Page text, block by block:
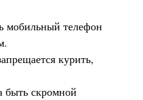
мобильный телефон
курить,
быть скромной